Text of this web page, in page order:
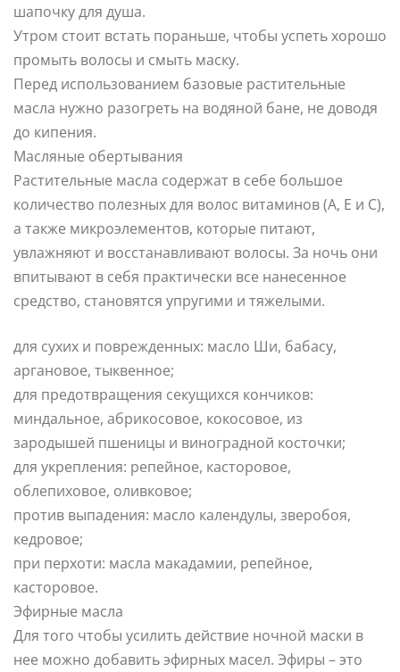
шапочку для душа.
Утром стоит встать пораньше, чтобы успеть хорошо
промыть волосы и смыть маску.
Перед использованием базовые растительные
масла нужно разогреть на водяной бане, не доводя
до кипения.
Масляные обертывания
Растительные масла содержат в себе большое
количество полезных для волос витаминов (А, Е и С),
а также микроэлементов, которые питают,
увлажняют и восстанавливают волосы. За ночь они
впитывают в себя практически все нанесенное
средство, становятся упругими и тяжелыми.
для сухих и поврежденных: масло Ши, бабасу,
аргановое, тыквенное;
для предотвращения секущихся кончиков:
миндальное, абрикосовое, кокосовое, из
зародышей пшеницы и виноградной косточки;
для укрепления: репейное, касторовое,
облепиховое, оливковое;
против выпадения: масло календулы, зверобоя,
кедровое;
при перхоти: масла макадамии, репейное,
касторовое.
Эфирные масла
Для того чтобы усилить действие ночной маски в
нее можно добавить эфирных масел. Эфиры – это